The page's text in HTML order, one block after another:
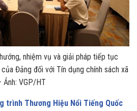
nhiệm vụ và giải pháp tiếp tục
Đảng đối với Tín dụng chính sách xã
Ảnh: VGP/HT
trình Thương Hiệu Nổi Tiếng Quốc